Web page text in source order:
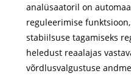
analüsaatoril on
reguleerimise
stabiilsuse tagamiseks
heledust reaalajas
võrdlusvalgustuse